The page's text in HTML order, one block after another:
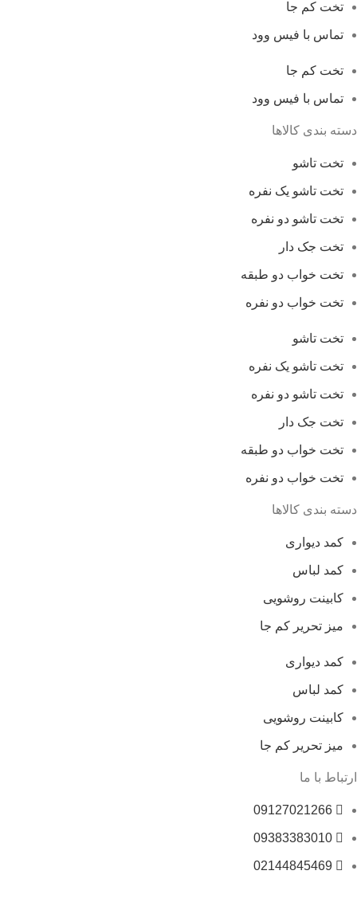
تخت کم جا
تماس با فیس وود
تخت کم جا
تماس با فیس وود
دسته بندی کالاها
تخت تاشو
تخت تاشو یک نفره
تخت تاشو دو نفره
تخت جک دار
تخت خواب دو طبقه
تخت خواب دو نفره
تخت تاشو
تخت تاشو یک نفره
تخت تاشو دو نفره
تخت جک دار
تخت خواب دو طبقه
تخت خواب دو نفره
دسته بندی کالاها
کمد دیواری
کمد لباس
کابینت روشویی
میز تحریر کم جا
کمد دیواری
کمد لباس
کابینت روشویی
میز تحریر کم جا
ارتباط با ما
09127021266
09383383010
02144845469